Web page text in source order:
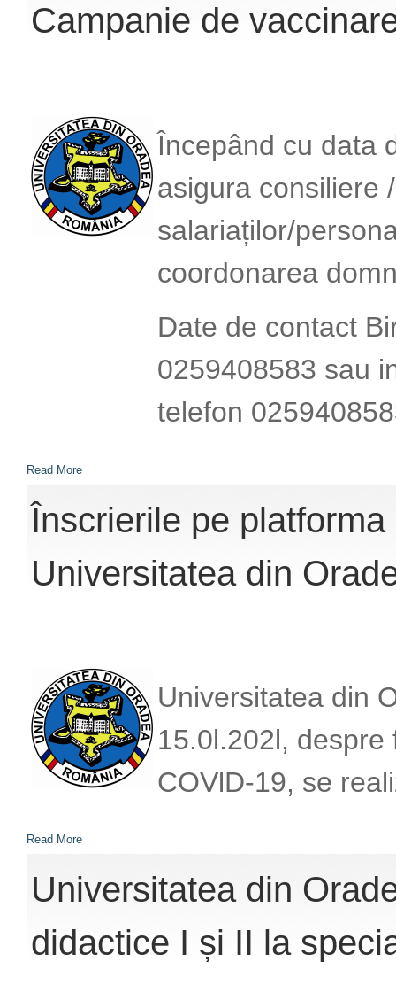
Campanie de
Începând cu data
asigura consiliere
salariaților/
coordonarea
Date de contact
0259408583 sau
telefon
Read More
Înscrierile pe
Universitatea din
Universitatea din
15.0l.202l,
COVlD-19, se
Read More
Universitatea din
didactice I și II la